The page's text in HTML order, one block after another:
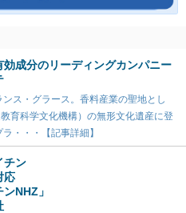
効成分のリーディングカンパニー
ス・グラース。香料産業の聖地とし
育科学文化機構）の無形文化遺産に登
・・・【記事詳細】
チン
応
NHZ」